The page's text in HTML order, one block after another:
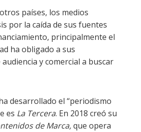
países, los medios
por la caída de sus fuentes
principalmente el
ha obligado a sus
y comercial a buscar
desarrollado el “periodismo
es La Tercera. En 2018 creó su
de Marca,que opera